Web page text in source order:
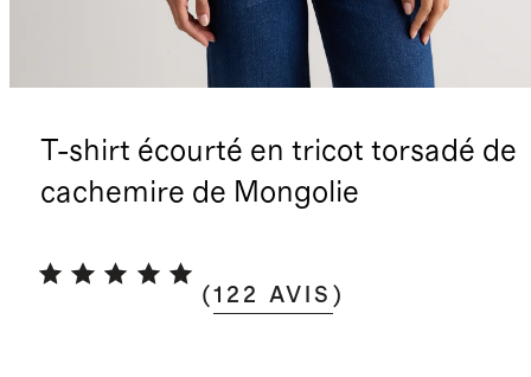
T-shirt écourté en tricot torsadé de
cachemire de Mongolie
(122 AVIS )